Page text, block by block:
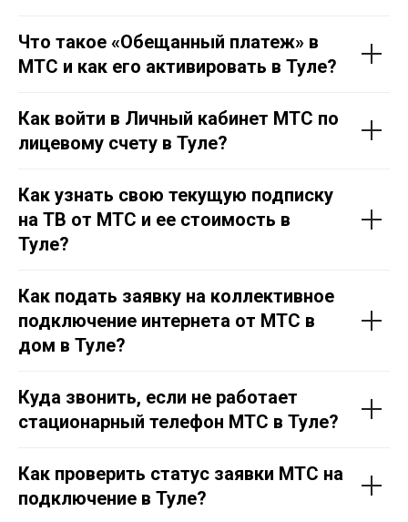
Что такое «Обещанный платеж» в
МТС и как его активировать в Туле?
Как войти в Личный кабинет МТС по
лицевому счету в Туле?
Как узнать свою текущую подписку
на ТВ от МТС и ее стоимость в
Туле?
Как подать заявку на коллективное
подключение интернета от МТС в
дом в Туле?
Куда звонить, если не работает
стационарный телефон МТС в Туле?
Как проверить статус заявки МТС на
подключение в Туле?